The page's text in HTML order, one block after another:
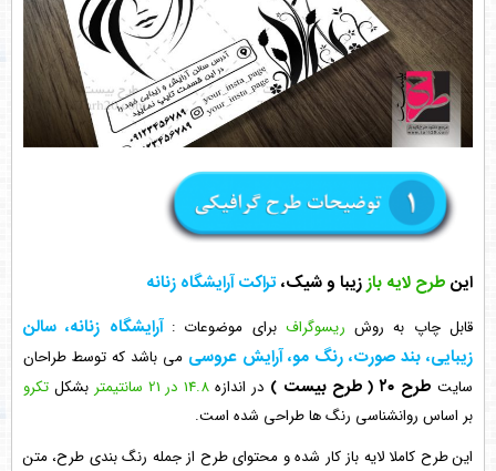
این طرح لایه باز زیبا و شیک، تراکت آرایشگاه زنانه
قابل چاپ به روش ریسوگرافبرای موضوعات : آرایشگاه زنانه، سالن
زیبایی، بند صورت، رنگ مو، آرایش عروسی می باشد که توسط طراحان
سایت طرح ۲۰ ( طرح بیست ) در اندازه 14.8 در 21 سانتیمتر بشکل تکرو
بر اساس روانشناسی رنگ ها طراحی شده است.
این طرح کاملا لایه باز کار شده و محتوای طرح از جمله رنگ بندی طرح، متن